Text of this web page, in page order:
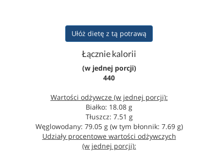
Ułóż dietę z tą potrawą
Łącznie kalorii
(w jednej porcji)
440
Wartości odżywcze (w jednej porcji):
Białko: 18.08 g
Tłuszcz: 7.51 g
Węglowodany: 79.05 g (w tym błonnik: 7.69 g)
Udziały procentowe wartości odżywczych
(w jednej porcji):